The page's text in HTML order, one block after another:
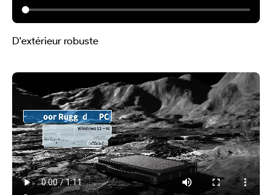
D'extérieur robuste